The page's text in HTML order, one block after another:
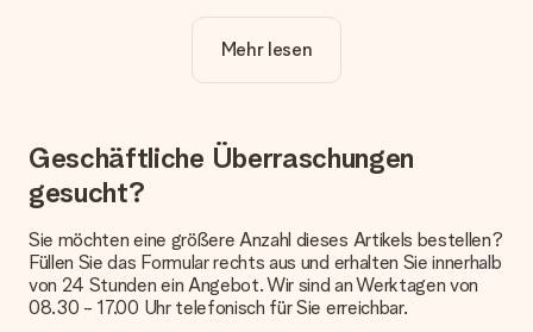
noch eines unserer angebotenen Designs, um deinem
Geschenk die perfekte Ausstrahlung zu verleihen.
Personalisierung. So ist und bleibt es übersichtlich!
Hat mein Foto die richtige Qualität?
Wir möchten sicherstellen, dass du mit deinem Geschenk
rundum zufrieden bist. Deshalb ist es wichtig, qualitativ
hochwertige Fotos zu verwenden. Wenn du dir nicht sicher
bist, ob dein Bild die erforderliche Qualität aufweist, wende
dich bitte an unseren Kundenservice und füge dein Foto
Mehr lesen
Geschäftliche Überraschungen
gesucht?
Sie möchten eine größere Anzahl dieses Artikels bestellen?
Füllen Sie das Formular rechts aus und erhalten Sie innerhalb
von 24 Stunden ein Angebot. Wir sind an Werktagen von
08.30 - 17.00 Uhr telefonisch für Sie erreichbar.